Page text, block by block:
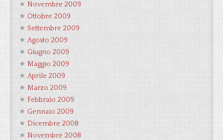
Novembre 2009
Ottobre 2009
Settembre 2009
Agosto 2009
Giugno 2009
Maggio 2009
Aprile 2009
Marzo 2009
Febbraio 2009
Gennaio 2009
Dicembre 2008
Novembre 2008